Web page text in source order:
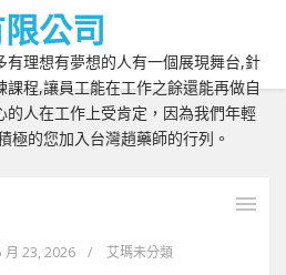
公司
有理想有夢想的人有一個展現舞台,針
程,讓員工能在工作之餘還能再做自
人在工作上受肯定，因為我們年輕
極的您加入台灣趙藥師的行列。
月 23, 2026 / 艾瑪未分類